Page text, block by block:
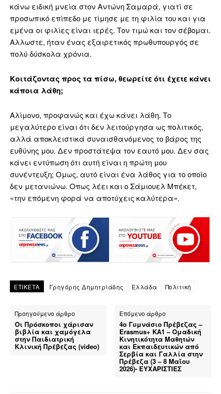
κάνω ειδική μνεία στον Αντώνη Σαμαρά, γιατί σε
προσωπικό επίπεδο με τίμησε με τη φιλία του και για
εμένα οι φιλίες είναι ιερές. Τον τιμώ και τον σέβομαι.
Αλλωστε, ήταν ένας εξαιρετικός πρωθυπουργός σε
πολύ δύσκολα χρόνια.
Κοιτάζοντας προς τα πίσω, θεωρείτε ότι έχετε κάνει
κάποια λάθη;
Αλίμονο, προφανώς και έχω κάνει λάθη. Το
μεγαλύτερο είναι ότι δεν λειτούργησα ως πολιτικός,
αλλά αποκλειστικά συναισθανόμενος το βάρος της
ευθύνης μου. Δεν προστάτεψα τον εαυτό μου. Δεν σας
κάνει εντύπωση ότι αυτή είναι η πρώτη μου
συνέντευξη; Ομως, αυτό είναι ένα λάθος για το οποίο
δεν μετανιώνω. Οπως λέει και ο Σάμιουελ Μπέκετ,
«την επόμενη φορά να αποτύχεις καλύτερα».
ΕΤΙΚΕΤΑ Γρηγόρης Δημητρίάδης Ελλάδα Πολιτική
Προηγούμενο άρθρο
Οι Πρόσκοποι χάρισαν
βιβλία και χαμόγελα
στην Παιδιατρική
Κλινική Πρέβεζας (video)
Επόμενο άρθρο
4ο Γυμνάσιο Πρέβεζας –
Erasmus+ ΚΑ1 – Ομαδική
Κινητικότητα Μαθητών
και Εκπαιδευτικών από
Σερβία και Γαλλία στην
Πρέβεζα (3 – 8 Μαΐου
2026)- ΕΥΧΑΡΙΣΤΙΕΣ